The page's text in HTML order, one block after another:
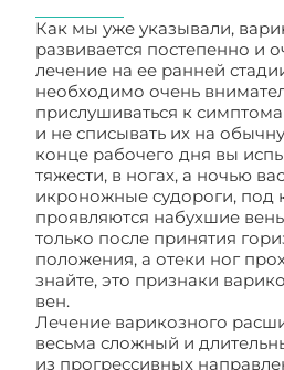
Как мы уже указывали,
развивается постепенно и
лечение на ее ранней
необходимо очень
прислушиваться к
и не списывать их на
конце рабочего дня вы
тяжести, в ногах, а ночью
икроножные судороги, под
проявляются набухшие
только после принятия
положения, а отеки ног
знайте, это признаки
вен.
Лечение варикозного
весьма сложный и
из прогрессивных